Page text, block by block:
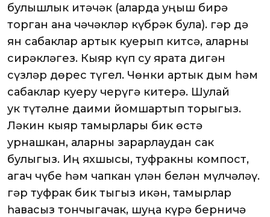
булышлык итәчәк (аларда уңыш бирә
торган ана чәчәкләр күбрәк була). Әгәр дә
ян сабаклар артык куерып китсә, аларны
сирәкләгез. Кыяр күп су ярата дигән
сүзләр дөрес түгел. Чөнки артык дым һәм
сабаклар куеру черүгә китерә. Шулай
ук түтәлне даими йомшартып торыгыз.
Ләкин кыяр тамырлары бик өстә
урнашкан, аларны зарарлаудан сак
булыгыз. Иң яхшысы, туфракны компост,
агач чүбе һәм чапкан үлән белән мүлчәләү.
Әгәр туфрак бик тыгыз икән, тамырлар
һавасыз тончыгачак, шуңа күрә берничә